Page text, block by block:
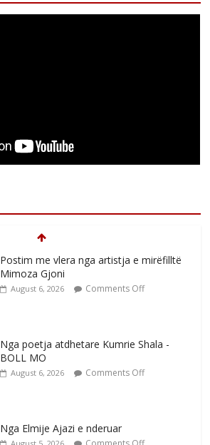
Postim me vlera nga artistja e mirëfilltë
Mimoza Gjoni
August 6, 2026 Comments Off
Nga poetja atdhetare Kumrie Shala -
BOLL MO
August 6, 2026 Comments Off
Nga Elmije Ajazi e nderuar